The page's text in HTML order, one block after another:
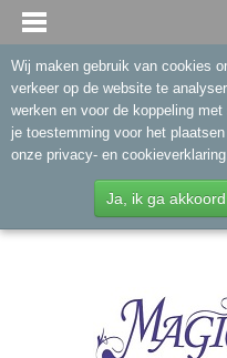
Wij maken gebruik van cookies
verkeer op de website te
werken en voor de koppeling
je toestemming voor het
onze privacy- en
Ja, ik ga akkoord